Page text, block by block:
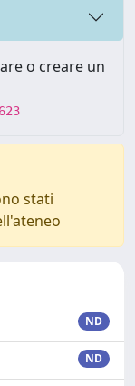
o creare un
stati
ND
ND